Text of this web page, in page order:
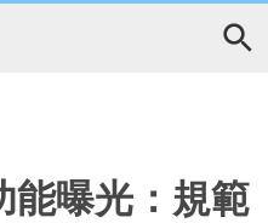
曝光：規範